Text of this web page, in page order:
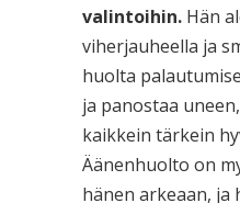
valintoihin.Hän
viherjauheella ja
huolta
ja panostaa
kaikkein tärkein
Äänenhuolto on
hänen arkeaan, ja